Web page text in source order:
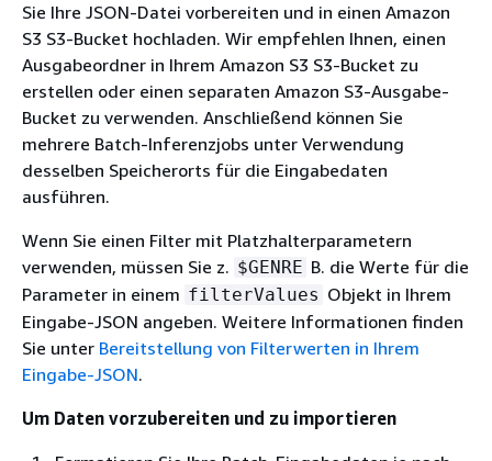
Sie Ihre JSON-Datei vorbereiten und in einen Amazon
S3 S3-Bucket hochladen. Wir empfehlen Ihnen, einen
Ausgabeordner in Ihrem Amazon S3 S3-Bucket zu
erstellen oder einen separaten Amazon S3-Ausgabe-
Bucket zu verwenden. Anschließend können Sie
mehrere Batch-Inferenzjobs unter Verwendung
desselben Speicherorts für die Eingabedaten
ausführen.
Wenn Sie einen Filter mit Platzhalterparametern
verwenden, müssen Sie z. $GENRE B. die Werte für die
Parameter in einem filterValues Objekt in Ihrem
Eingabe-JSON angeben. Weitere Informationen finden
Sie unter Bereitstellung von Filterwerten in Ihrem
Eingabe-JSON.
Um Daten vorzubereiten und zu importieren